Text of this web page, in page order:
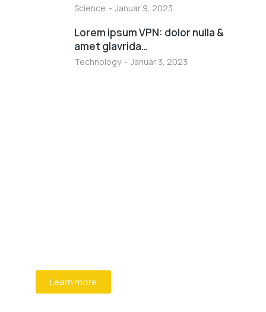
Science Januar 9, 2023
Lorem ipsum VPN: dolor nulla &
amet glavrida…
Technology Januar 3, 2023
Learn more